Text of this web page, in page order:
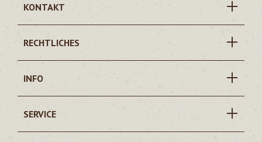
KONTAKT
RECHTLICHES
INFO
SERVICE